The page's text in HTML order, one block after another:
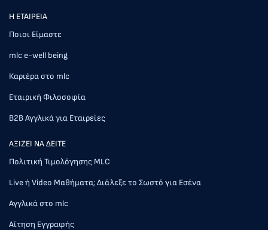
Η ΕΤΑΙΡΕΙΑ
Ποιοι Είμαστε
mlc e-well being
Καριέρα στο mlc
Εταιρική Φιλοσοφία
Β2Β Αγγλικά για Εταιρείες
AΞΙΖΕΙ ΝΑ ΔΕΙΤΕ
Πολιτική Τιμολόγησης MLC
Live ή Video Μαθήματα; Διάλεξε το Σωστό για Εσένα
Αγγλικά στο mlc
Αίτηση Εγγραφής